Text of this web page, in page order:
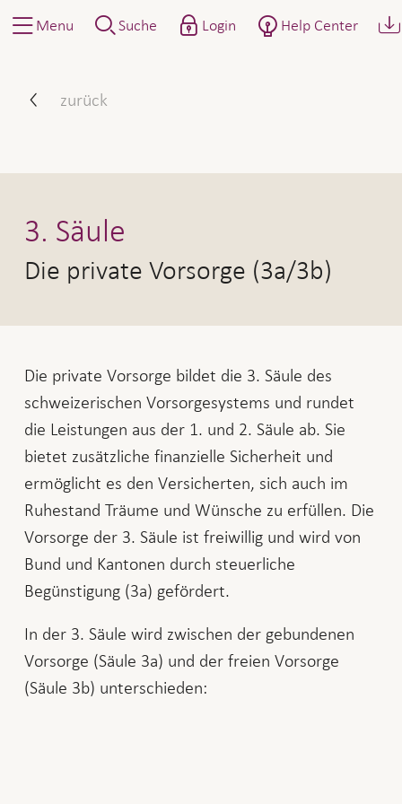
Menu Suche Login Help Center
zurück
3. Säule
Die private Vorsorge (3a/3b)
Die private Vorsorge bildet die 3. Säule des
schweizerischen Vorsorgesystems und rundet
die Leistungen aus der 1. und 2. Säule ab. Sie
bietet zusätzliche finanzielle Sicherheit und
ermöglicht es den Versicherten, sich auch im
Ruhestand Träume und Wünsche zu erfüllen. Die
Vorsorge der 3. Säule ist freiwillig und wird von
Bund und Kantonen durch steuerliche
Begünstigung (3a) gefördert.
In der 3. Säule wird zwischen der gebundenen
Vorsorge (Säule 3a) und der freien Vorsorge
(Säule 3b) unterschieden: